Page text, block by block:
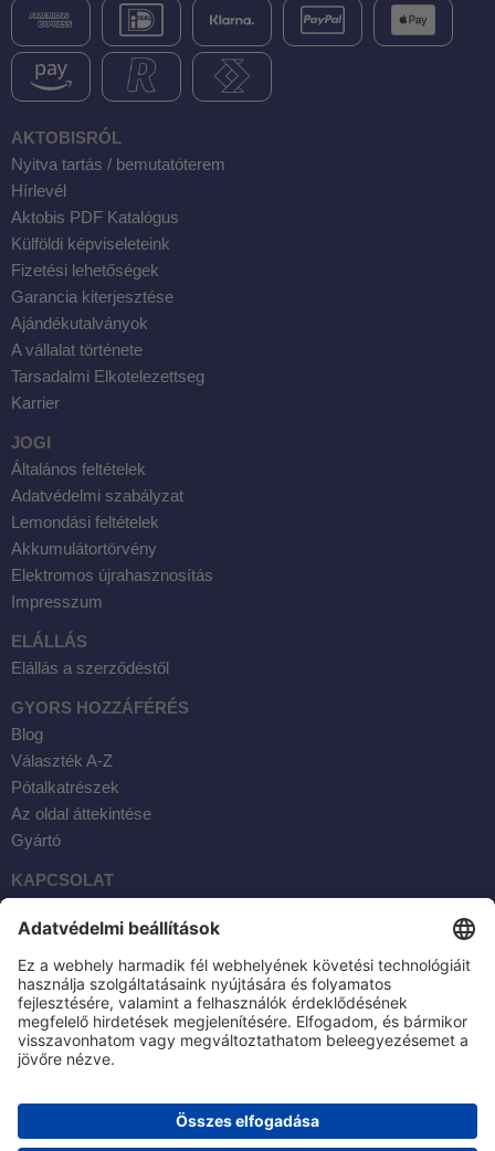
AKTOBISRÓL
Nyitva tartás / bemutatóterem
Hírlevél
Aktobis PDF Katalógus
Külföldi képviseleteink
Fizetési lehetőségek
Garancia kiterjesztése
Ajándékutalványok
A vállalat története
Tarsadalmi Elkotelezettseg
Karrier
JOGI
Általános feltételek
Adatvédelmi szabályzat
Lemondási feltételek
Akkumulátortörvény
Elektromos újrahasznosítás
Impresszum
ELÁLLÁS
Elállás a szerződéstől
GYORS HOZZÁFÉRÉS
Blog
Választék A-Z
Pótalkatrészek
Az oldal áttekintése
Gyártó
KAPCSOLAT
Instagram
YouTube
E-mail
AKTOBIS AG
BORSIGSTR. 20
63110 RODGAU / NÉMETORSZÁG
TEL: +49 6106 284230